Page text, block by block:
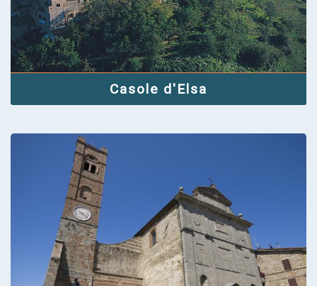
Casole d'Elsa